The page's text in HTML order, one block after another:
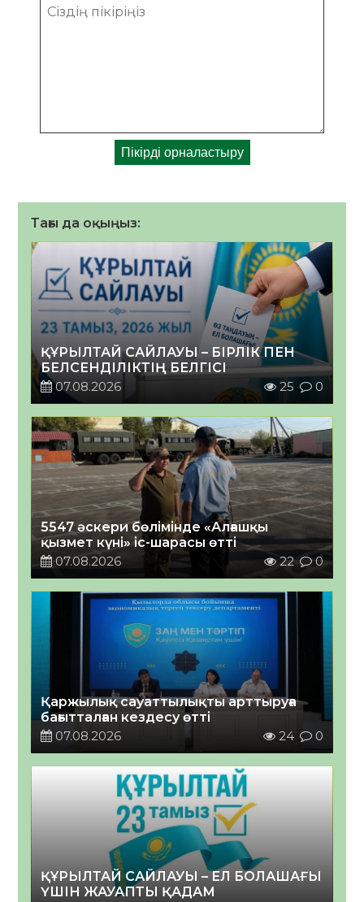
Тағы да оқыңыз:
ҚҰРЫЛТАЙ САЙЛАУЫ – БІРЛІК ПЕН
БЕЛСЕНДІЛІКТІҢ БЕЛГІСІ
07.08.2026
25 0
5547 әскери бөлімінде «Алғашқы
қызмет күні» іс-шарасы өтті
07.08.2026
22 0
Қаржылық сауаттылықты арттыруға
бағытталған кездесу өтті
07.08.2026
24 0
ҚҰРЫЛТАЙ САЙЛАУЫ – ЕЛ БОЛАШАҒЫ
ҮШІН ЖАУАПТЫ ҚАДАМ